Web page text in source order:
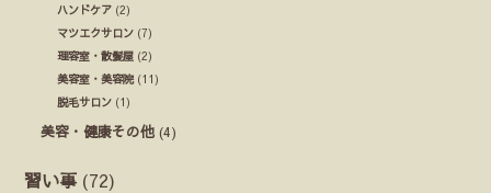
ハンドケア (2)
マツエクサロン (7)
理容室・散髪屋 (2)
美容室・美容院(11)
脱毛サロン (1)
美容・健康その他 (4)
習い事 (72)